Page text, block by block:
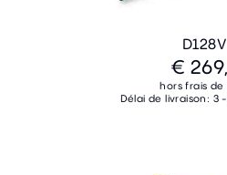
D128V
€
hors frais de
Délai de livraison: 3